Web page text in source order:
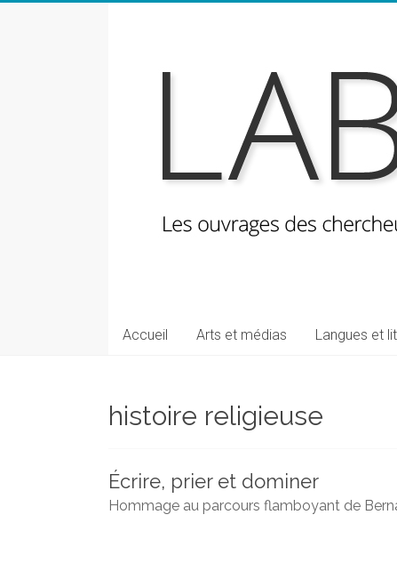
Les
et
la
Faculté
Accueil Arts et médias Langues et
histoire religieuse
Écrire, prier et dominer
Hommage au parcours flamboyant de